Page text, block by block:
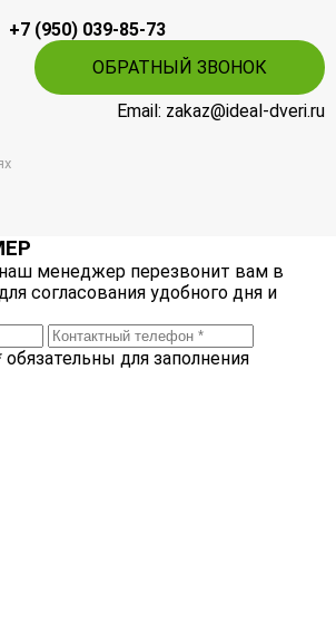
+7 (950) 039-85-73
ОБРАТНЫЙ ЗВОНОК
Email: zakaz@ideal-dveri.ru
менеджер перезвонит вам в
согласования удобного дня и
обязательны для заполнения